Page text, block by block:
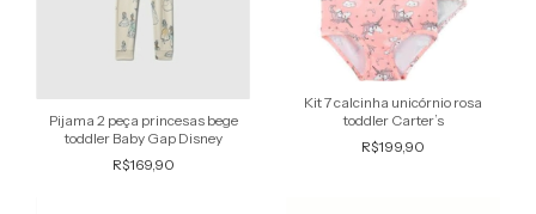
Pijama 2 peça princesas bege
toddler Baby Gap Disney
R$169,90
Kit 7 calcinha unicórnio rosa
toddler Carter’s
R$199,90